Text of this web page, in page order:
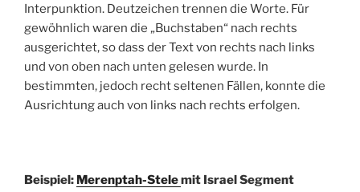
Interpunktion. Deutzeichen trennen die Worte. Für
gewöhnlich waren die „Buchstaben“ nach rechts
ausgerichtet, so dass der Text von rechts nach links
und von oben nach unten gelesen wurde. In
bestimmten, jedoch recht seltenen Fällen, konnte die
Ausrichtung auch von links nach rechts erfolgen.
Beispiel: Merenptah-Stelemit Israel Segment